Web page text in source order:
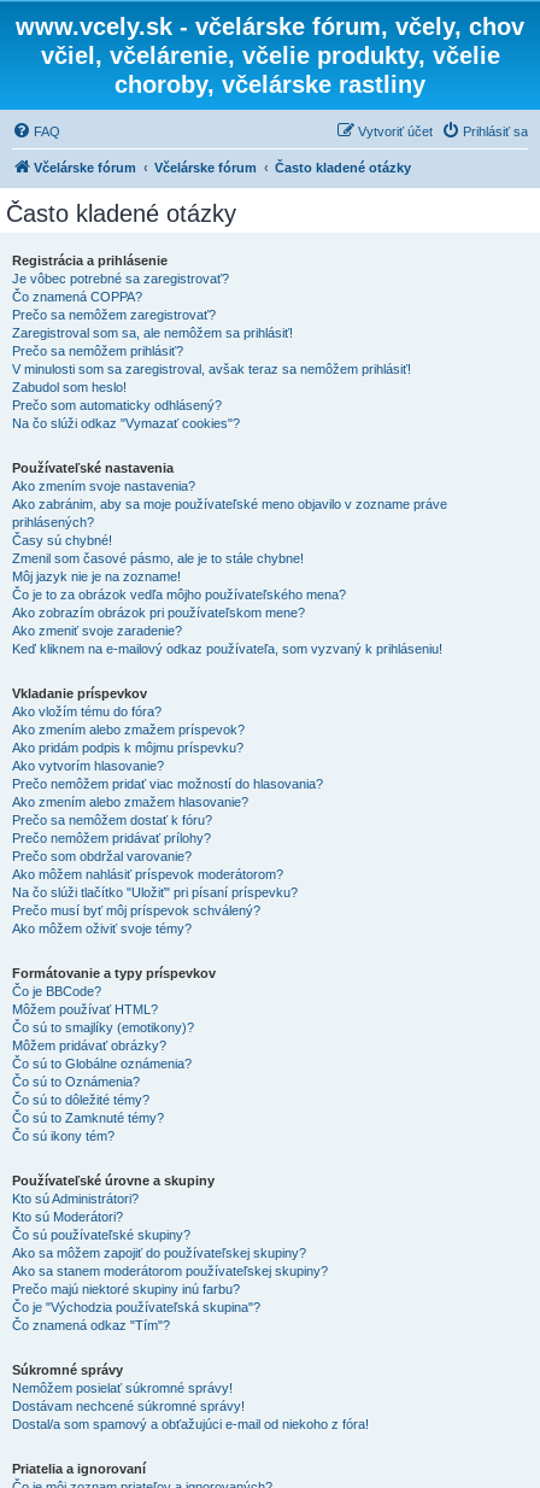
www.vcely.sk - včelárske fórum, včely, chov
včiel, včelárenie, včelie produkty, včelie
choroby, včelárske rastliny
FAQ Prihlásiť sa
Vytvoriť účet
Včelárske fórum Včelárske fórum Často kladené otázky
Často kladené otázky
Registrácia a prihlásenie
Je vôbec potrebné sa zaregistrovať?
Čo znamená COPPA?
Prečo sa nemôžem zaregistrovať?
Zaregistroval som sa, ale nemôžem sa prihlásiť!
Prečo sa nemôžem prihlásiť?
V minulosti som sa zaregistroval, avšak teraz sa nemôžem prihlásiť!
Zabudol som heslo!
Prečo som automaticky odhlásený?
Na čo slúži odkaz "Vymazať cookies"?
Používateľské nastavenia
Ako zmením svoje nastavenia?
Ako zabránim, aby sa moje používateľské meno objavilo v zozname práve
prihlásených?
Časy sú chybné!
Zmenil som časové pásmo, ale je to stále chybne!
Môj jazyk nie je na zozname!
Čo je to za obrázok vedľa môjho používateľského mena?
Ako zobrazím obrázok pri používateľskom mene?
Ako zmeniť svoje zaradenie?
Keď kliknem na e-mailový odkaz používateľa, som vyzvaný k prihláseniu!
Vkladanie príspevkov
Ako vložím tému do fóra?
Ako zmením alebo zmažem príspevok?
Ako pridám podpis k môjmu príspevku?
Ako vytvorím hlasovanie?
Prečo nemôžem pridať viac možností do hlasovania?
Ako zmením alebo zmažem hlasovanie?
Prečo sa nemôžem dostať k fóru?
Prečo nemôžem pridávať prílohy?
Prečo som obdržal varovanie?
Ako môžem nahlásiť príspevok moderátorom?
Na čo slúži tlačítko "Uložiť" pri písaní príspevku?
Prečo musí byť môj príspevok schválený?
Ako môžem oživiť svoje témy?
Formátovanie a typy príspevkov
Čo je BBCode?
Môžem používať HTML?
Čo sú to smajlíky (emotikony)?
Môžem pridávať obrázky?
Čo sú to Globálne oznámenia?
Čo sú to Oznámenia?
Čo sú to dôležité témy?
Čo sú to Zamknuté témy?
Čo sú ikony tém?
Používateľské úrovne a skupiny
Kto sú Administrátori?
Kto sú Moderátori?
Čo sú používateľské skupiny?
Ako sa môžem zapojiť do používateľskej skupiny?
Ako sa stanem moderátorom používateľskej skupiny?
Prečo majú niektoré skupiny inú farbu?
Čo je "Východzia používateľská skupina"?
Čo znamená odkaz "Tím"?
Súkromné správy
Nemôžem posielať súkromné správy!
Dostávam nechcené súkromné správy!
Dostal/a som spamový a obťažujúci e-mail od niekoho z fóra!
Priatelia a ignorovaní